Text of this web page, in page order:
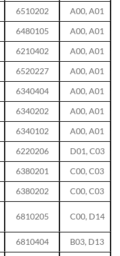
6510202
A00, A01
6480105
A00, A01
6210402
A00, A01
6520227
A00, A01
6340404
A00, A01
6340202
A00, A01
6340102
A00, A01
6220206
D01, C03
6380201
C00, C03
6380202
C00, C03
6810205 C00, D14
6810404
B03, D13